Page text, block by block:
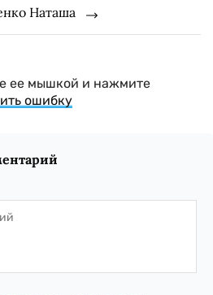
Наташа
ее мышкой и нажмите
ошибку